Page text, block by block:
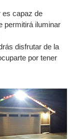
es capaz de
permitirá iluminar
disfrutar de la
por tener